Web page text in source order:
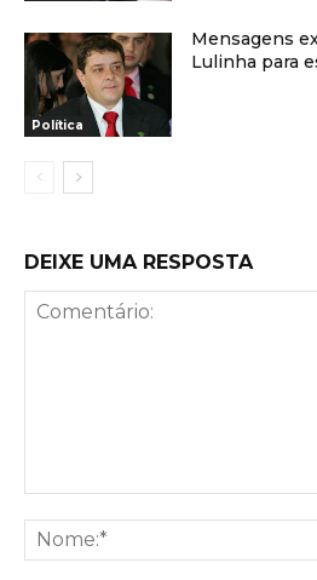
Política
Mensagens
Lulinha para
DEIXE UMA RESPOSTA